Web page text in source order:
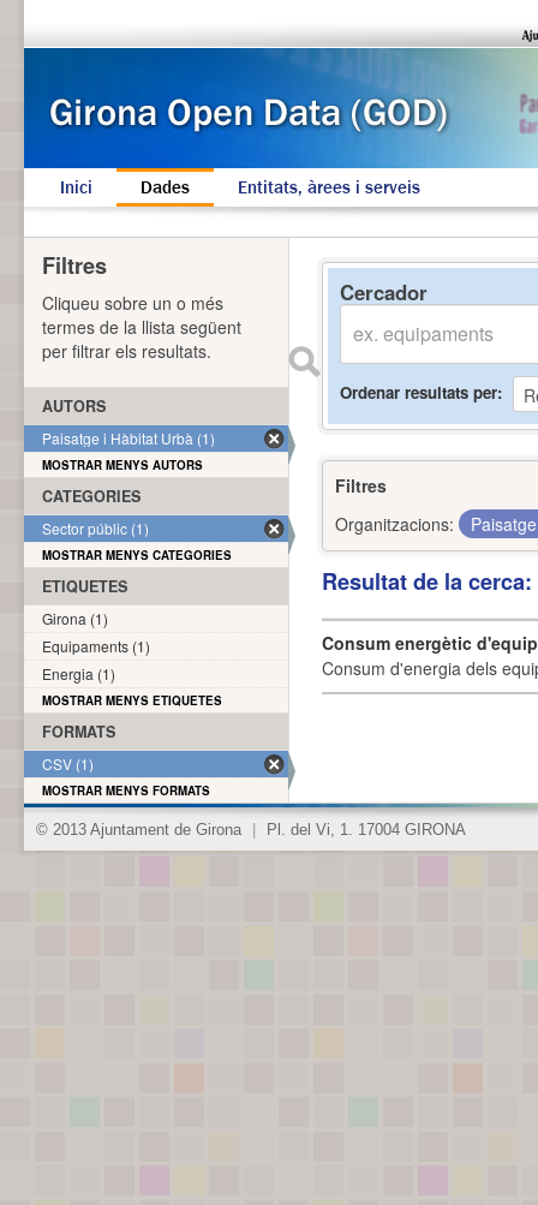
Inici Dades Entitats, àrees i serveis
Cercador
Ordenar resultats per
Filtres
Organitzacions:
Resultat de la
Consum energètic
Consum d'energia dels
Filtres
Cliqueu sobre un o més
termes de la llista següent
per filtrar els resultats.
AUTORS
Paisatge i Hàbitat Urbà (1)
MOSTRAR MENYS AUTORS
CATEGORIES
Sector públic (1)
MOSTRAR MENYS CATEGORIES
ETIQUETES
Girona (1)
Equipaments (1)
Energia (1)
MOSTRAR MENYS ETIQUETES
FORMATS
CSV (1)
MOSTRAR MENYS FORMATS
© 2013 Ajuntament de Girona Pl. del Vi, 1. 17004 GIRONA